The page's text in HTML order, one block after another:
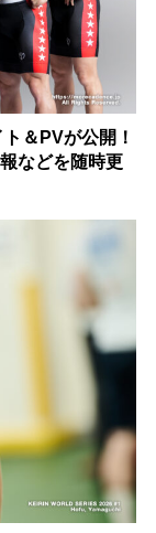
＆PVが公開！
などを随時更